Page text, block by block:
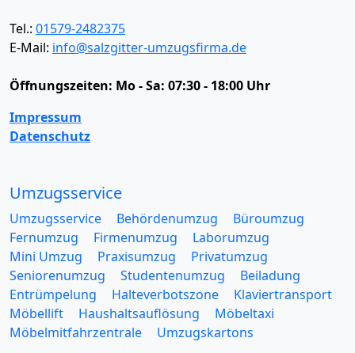
Tel.: 01579-2482375
E-Mail: info@salzgitter-umzugsfirma.de
Öffnungszeiten: Mo - Sa: 07:30 - 18:00 Uhr
Impressum
Datenschutz
Umzugsservice
Umzugsservice Behördenumzug
Büroumzug
Fernumzug
Firmenumzug
Laborumzug
Mini Umzug
Praxisumzug
Privatumzug
Seniorenumzug
Studentenumzug
Beiladung
Entrümpelung
Halteverbotszone
Klaviertransport
Möbellift
Haushaltsauflösung
Möbeltaxi
Möbelmitfahrzentrale
Umzugskartons